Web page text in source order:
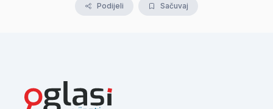
Podijeli Sačuvaj